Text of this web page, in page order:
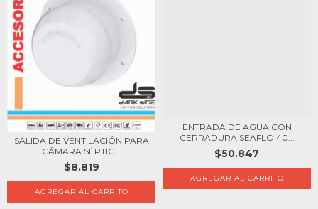
SALIDA DE VENTILACIÓN PARA
CÁMARA SÉPTIC...
$8.819
ENTRADA DE AGUA CON
CERRADURA SEAFLO 40...
$50.847